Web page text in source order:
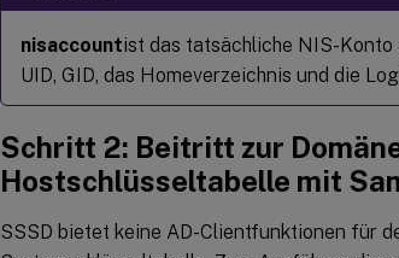
nisaccountist das tatsächliche NIS-Konto
UID, GID, das Homeverzeichnis und die
Schritt 2: Beitritt zur
Hostschlüsseltabelle mit
SSSD bietet keine AD-Clientfunktionen für